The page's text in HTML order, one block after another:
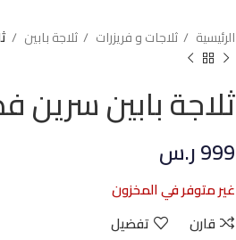
الرئيسية ثلاجات و فريزرات ثلاجة بابين
ثلاجة بابين سرين فضي
999ر.س
غير متوفر في المخزون
قارن
تفضيل